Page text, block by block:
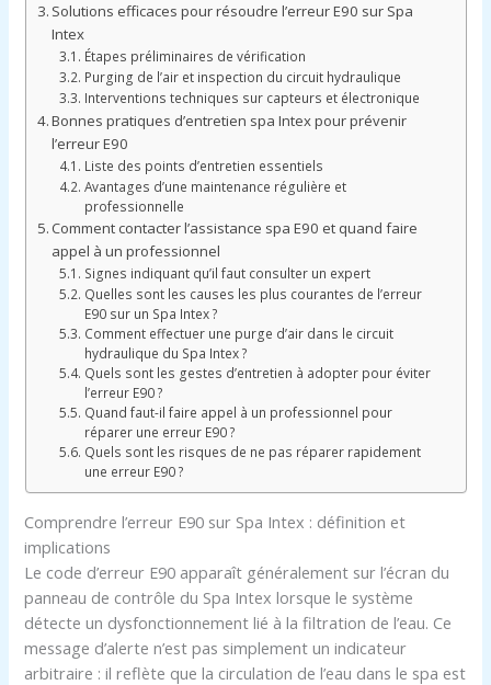
Solutions efficaces pour résoudre l’erreur E90 sur Spa
Intex
Étapes préliminaires de vérification
Purging de l’air et inspection du circuit hydraulique
Interventions techniques sur capteurs et électronique
Bonnes pratiques d’entretien spa Intex pour prévenir
l’erreur E90
Liste des points d’entretien essentiels
Avantages d’une maintenance régulière et
professionnelle
Comment contacter l’assistance spa E90 et quand faire
appel à un professionnel
Signes indiquant qu’il faut consulter un expert
Quelles sont les causes les plus courantes de l’erreur
E90 sur un Spa Intex ?
Comment effectuer une purge d’air dans le circuit
hydraulique du Spa Intex ?
Quels sont les gestes d’entretien à adopter pour éviter
l’erreur E90 ?
Quand faut-il faire appel à un professionnel pour
réparer une erreur E90 ?
Quels sont les risques de ne pas réparer rapidement
une erreur E90 ?
Comprendre l’erreur E90 sur Spa Intex : définition et
implications
Le code d’erreur E90 apparaît généralement sur l’écran du
panneau de contrôle du Spa Intex lorsque le système
détecte un dysfonctionnement lié à la filtration de l’eau. Ce
message d’alerte n’est pas simplement un indicateur
arbitraire : il reflète que la circulation de l’eau dans le spa est